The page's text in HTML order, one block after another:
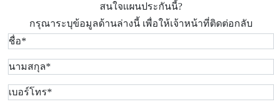
สนใจแผนประกันนี้?
กรุณาระบุข้อมูลด้านล่างนี้ เพื่อให้เจ้าหน้าที่ติดต่อกลับ